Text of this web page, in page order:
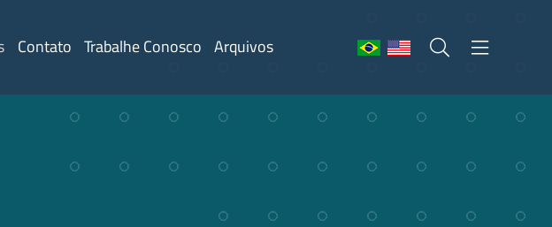
Contato Trabalhe Conosco Arquivos